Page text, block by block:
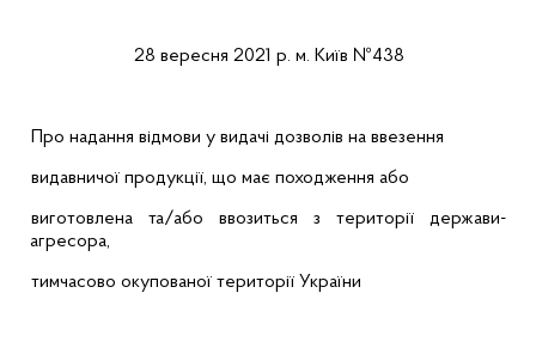
28 вересня 2021 р. м. Київ №438
Про надання відмови у видачі дозволів на ввезення
видавничої продукції, що має походження або
виготовлена та/або ввозиться з території держави-
агресора,
тимчасово окупованої території України